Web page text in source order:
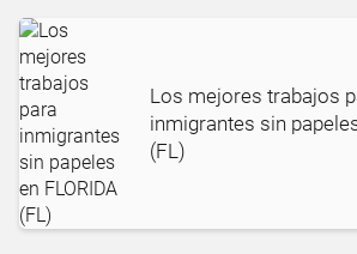
Los mejores trabajos
inmigrantes sin
(FL)